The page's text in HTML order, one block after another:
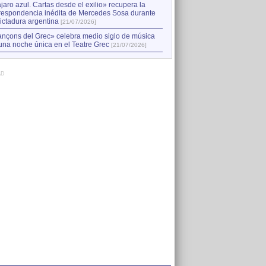
azul. Cartas desde el exilio» recupera la
inédita de Mercedes Sosa durante
argentina [21/07/2026]
del Grec» celebra medio siglo de música
noche única en el Teatre Grec [21/07/2026]